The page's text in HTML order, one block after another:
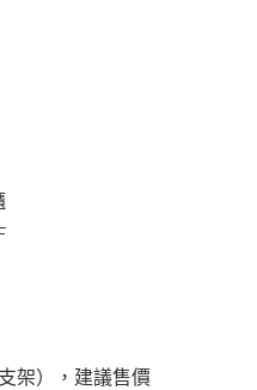
架），建議售價